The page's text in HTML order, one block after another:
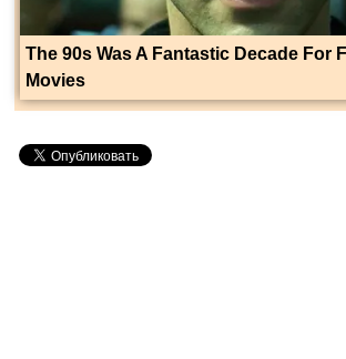
The 90s Was A Fantastic Decade For
Movies